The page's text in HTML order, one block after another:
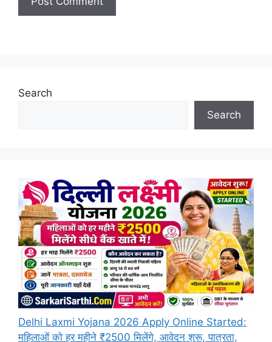
Search
Search
Delhi Laxmi Yojana 2026 Apply Online Started:
महिलाओं को हर महीने ₹2500 मिलेंगे, आवेदन शुरू, पात्रता,